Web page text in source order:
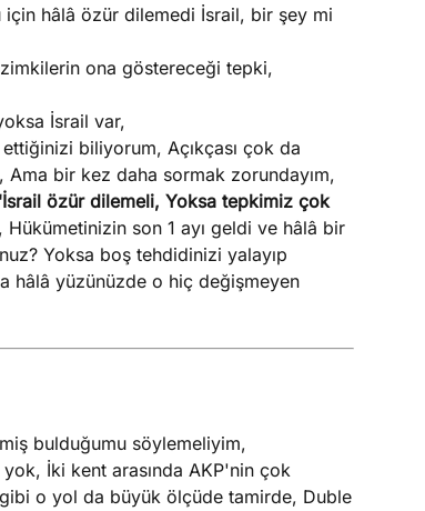
hâlâ özür dilemedi İsrail, bir şey mi
ona göstereceği tepki,
İsrail var,
biliyorum, Açıkçası çok da
Ama bir kez daha sormak zorundayım,
özür dilemeli, Yoksa tepkimiz çok
son 1 ayı geldi ve hâlâ bir
Yoksa boş tehdidinizi yalayıp
hâlâ yüzünüzde o hiç değişmeyen
bulduğumu söylemeliyim,
İki kent arasında AKP'nin çok
o yol da büyük ölçüde tamirde, Duble